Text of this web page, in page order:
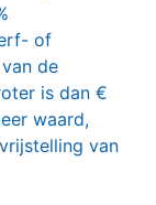
of
de
is dan €
waard,
van